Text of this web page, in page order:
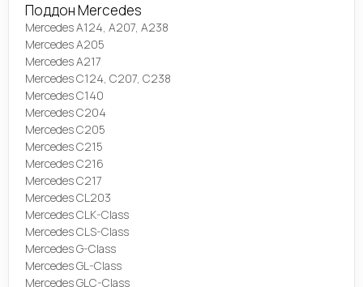
Поддон Mercedes
Mercedes A124, A207, A238
Mercedes A205
Mercedes A217
Mercedes C124, C207, C238
Mercedes C140
Mercedes C204
Mercedes C205
Mercedes C215
Mercedes C216
Mercedes C217
Mercedes CL203
Mercedes CLK-Class
Mercedes CLS-Class
Mercedes G-Class
Mercedes GL-Class
Mercedes GLC-Class